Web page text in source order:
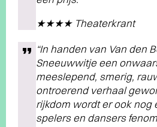
★★★★ Theaterkrant
“In handen van Van den
Sneeuwwitje een
meeslepend, smerig,
ontroerend verhaal
rijkdom wordt er ook nog
spelers en dansers